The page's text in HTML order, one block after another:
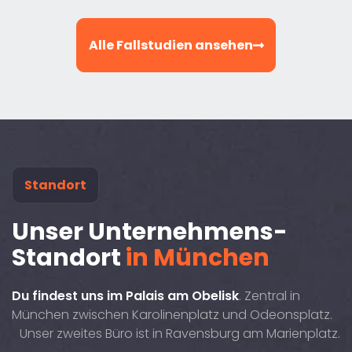
Alle Fallstudien ansehen
Standort
Unser Unternehmens-
Standortin München
Du findest uns im Palais am Obelisk. Zentral in
München zwischen Karolinenplatz und Odeonsplatz.
Unser zweites Büro ist in Ravensburg am Marienplatz.